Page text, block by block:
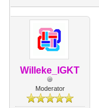
Willeke_IGKT
Moderator